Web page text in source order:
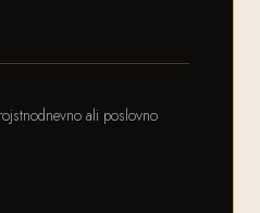
ali poslovno